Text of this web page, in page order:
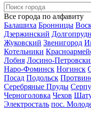
Все города по алфавиту
Балашиха Бронницы
Дзержинский
Жуковский Звенигород
Котельники
Лобня Лосино-
Наро-Фоминск Ногинск
Посад Подольск
Серебряные Пруды
Черноголовка Чехов
Электросталь пос.